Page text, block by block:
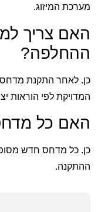
מערכת המיזוג.
האם צריך
ההחלפה?
כן. לאחר התקנת מדחס
המדויקת לפי הוראות
האם כל
כן. כל מדחס חדש
ההתקנה.